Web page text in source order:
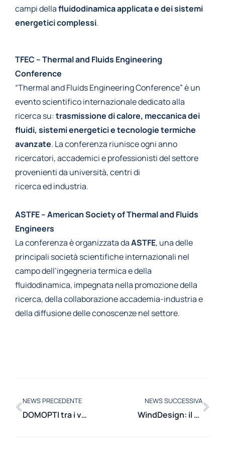
campi dellafluidodinamica applicata e dei sistemi
energetici complessi.
TFEC – Thermal and Fluids Engineering
Conference
“Thermal and Fluids Engineering Conference” è un
evento scientifico internazionale dedicato alla
ricerca su:trasmissione di calore, meccanica dei
fluidi, sistemi energetici e tecnologie termiche
avanzate. La conferenza riunisce ogni anno
ricercatori, accademici e professionisti del settore
provenienti da università, centri di
ricerca ed industria.
ASTFE – American Society of Thermal and Fluids
Engineers
La conferenza è organizzata daASTFE, una delle
principali società scientifiche internazionali nel
campo dell’ingegneria termica e della
fluidodinamica, impegnata nella promozione della
ricerca, della collaborazione accademia-industria e
della diffusione delle conoscenze nel settore.
NEWS PRECEDENTE
DOMOPTI tra i vincitori del terzo MOST Mobility Contest
NEWS SUCCESSIVA
WindDesign: il team del Politecnico di Milano tra i finalisti del contest internazionale Enel